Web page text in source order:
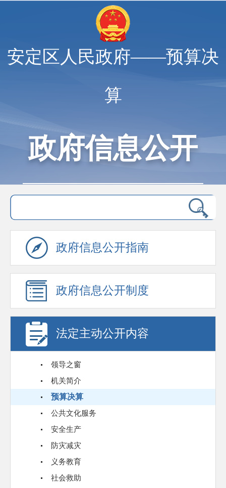
安定区人民政府——预算决
算
政府信息公开
政府信息公开指南
政府信息公开制度
法定主动公开内容
领导之窗
机关简介
预算决算
公共文化服务
安全生产
防灾减灾
义务教育
社会救助